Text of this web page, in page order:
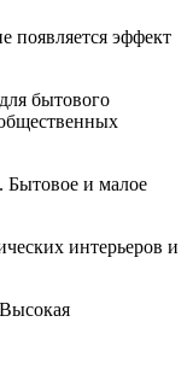
появляется эффект
бытового
и малое
интерьеров и